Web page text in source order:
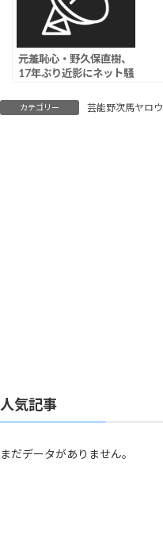
元羞恥心・野久保直樹、
17年ぶり近影にネット騒
カテゴリー 芸能野次馬ヤロウ
人気記事
まだデータがありません。